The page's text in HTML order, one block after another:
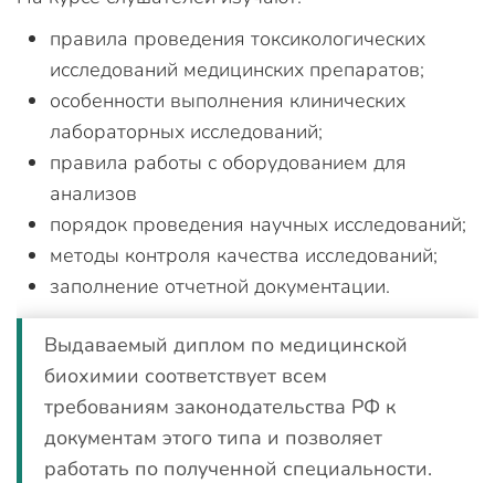
правила проведения токсикологических
исследований медицинских препаратов;
особенности выполнения клинических
лабораторных исследований;
правила работы с оборудованием для
анализов
порядок проведения научных исследований;
методы контроля качества исследований;
заполнение отчетной документации.
Выдаваемый диплом по медицинской
биохимии соответствует всем
требованиям законодательства РФ к
документам этого типа и позволяет
работать по полученной специальности.